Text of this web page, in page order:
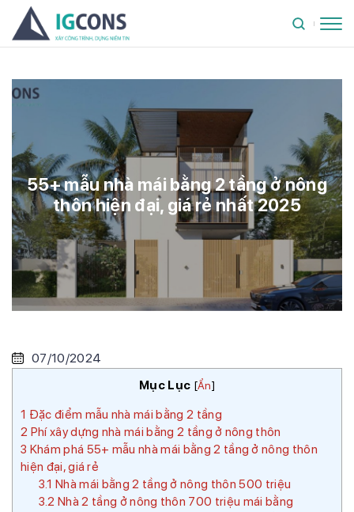
55+ mẫu nhà mái bằng 2 tầng ở nông
thôn hiện đại, giá rẻ nhất 2025
07/10/2024
Mục Lục [Ẩn]
1 Đặc điểm mẫu nhà mái bằng 2 tầng
2 Phí xây dựng nhà mái bằng 2 tầng ở nông thôn
3 Khám phá 55+ mẫu nhà mái bằng 2 tầng ở nông thôn
hiện đại, giá rẻ
3.1 Nhà mái bằng 2 tầng ở nông thôn 500 triệu
3.2 Nhà 2 tầng ở nông thôn 700 triệu mái bằng